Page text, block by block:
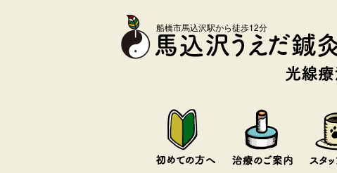
船橋市馬込沢駅から徒歩12分